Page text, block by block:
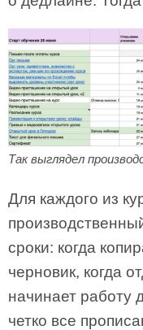
Так выглядел
Для каждого из
сроки: когда
черновик, когда
начинает работу
четко все